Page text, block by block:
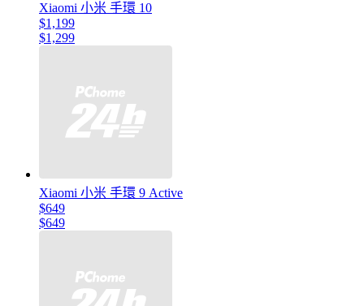
Xiaomi 小米 手環 10
$1,199
$1,299
Xiaomi 小米 手環 9 Active
$649
$649